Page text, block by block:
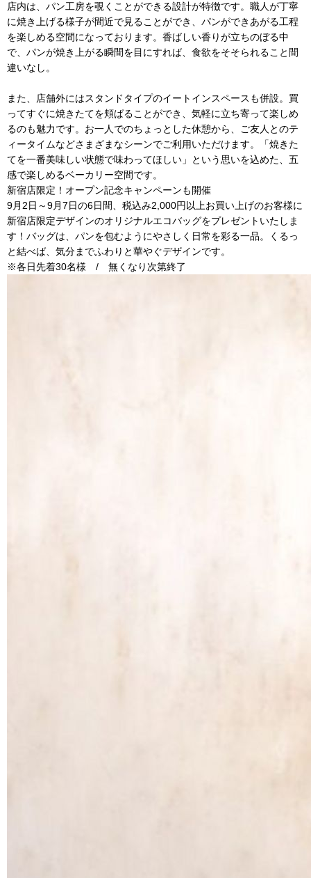
店内は、パン工房を覗くことができる設計が特徴です。職人が丁寧
に焼き上げる様子が間近で見ることができ、パンができあがる工程
を楽しめる空間になっております。香ばしい香りが立ちのぼる中
で、パンが焼き上がる瞬間を目にすれば、食欲をそそられること間
違いなし。
また、店舗外にはスタンドタイプのイートインスペースも併設。買
ってすぐに焼きたてを頬ばることができ、気軽に立ち寄って楽しめ
るのも魅力です。お一人でのちょっとした休憩から、ご友人とのテ
ィータイムなどさまざまなシーンでご利用いただけます。「焼きた
てを一番美味しい状態で味わってほしい」という思いを込めた、五
感で楽しめるベーカリー空間です。
新宿店限定！オープン記念キャンペーンも開催
9月2日～9月7日の6日間、税込み2,000円以上お買い上げのお客様に
新宿店限定デザインのオリジナルエコバッグをプレゼントいたしま
す！バッグは、パンを包むようにやさしく日常を彩る一品。くるっ
と結べば、気分までふわりと華やぐデザインです。
※各日先着30名様 / 無くなり次第終了